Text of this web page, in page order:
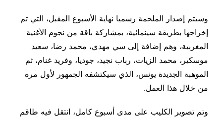
وسيتم إصدار الملحمة رسميا نهاية الأسبوع المقبل، التي تم
إخراجها بطريقة سينمائية، بمشاركة باقة من نجوم الأغنية
المغربية، وهم إضافة إلى سي مهدي، محمد رضا، سعيد
موسكير، محمد الزيات، رباب نجيد، جوديا، وفريد غنام، ثم
الموهبة الجديدة يونس، الذي سيكتشفه الجمهور لأول مرة
من خلال هذا العمل.
وتم تصوير الكليب على مدى أسبوع كامل، انتقل فيه طاقم